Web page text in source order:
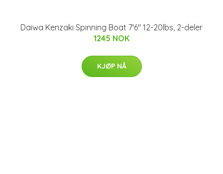
Daiwa Kenzaki Spinning Boat 7'6" 12-20lbs, 2-deler
1245 NOK
KJØP NÅ